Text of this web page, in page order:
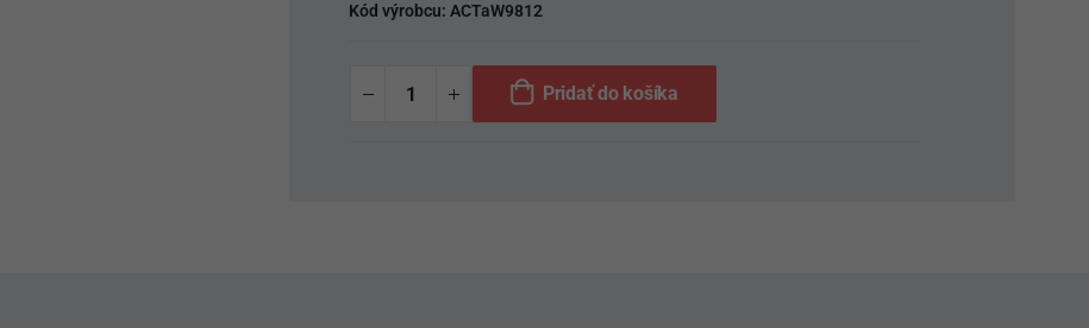
Kód výrobcu: ACTaW9812
Pridať do košíka